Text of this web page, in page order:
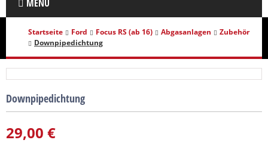
MENÜ
Startseite Ford Focus RS (ab 16) Abgasanlagen
Zubehör
Downpipedichtung
Downpipedichtung
29,00 €